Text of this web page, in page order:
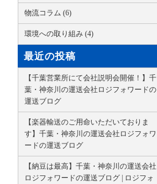
物流コラム (6)
環境への取り組み (4)
最近の投稿
【千葉営業所にて会社説明会開催！】千
葉・神奈川の運送会社ロジフォワードの
運送ブログ
【楽器輸送のご用命いただいておりま
す】千葉・神奈川の運送会社ロジフォワ
ードの運送ブログ
【納豆は最高】千葉・神奈川の運送会社
ロジフォワードの運送ブログ | ロジフォ